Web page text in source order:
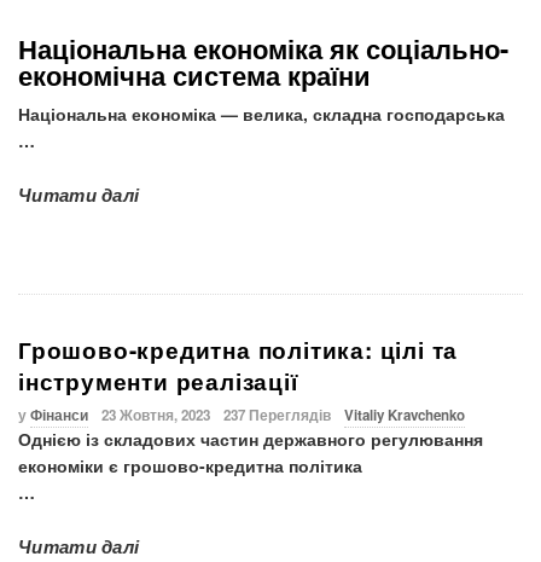
Національна економіка як соціально-
економічна система країни
Національна економіка — велика, складна господарська
…
Читати далі
Грошово-кредитна політика: цілі та
інструменти реалізації
уФінанси 23 Жовтня, 2023 237 Переглядів Vitaliy Kravchenko
Однією із складових частин державного регулювання
економіки є грошово-кредитна політика
…
Читати далі